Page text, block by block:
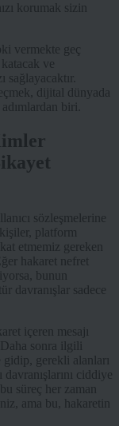
korumak sizin
vermekte geç
ve
sağlayacaktır.
dijital dünyada
biri.
sözleşmelerine
platform
etmemiz gereken
hakaret nefret
bunun
davranışlar sadece
içeren mesajı
sonra ilgili
gerekli alanları
ciddiye
süreç her zaman
ama bu, hakaretin